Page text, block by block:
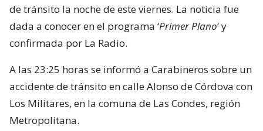
de tránsito la noche de este viernes. La noticia fue
dada a conocer en el programa ‘Primer Plano‘ y
confirmada por La Radio.
A las 23:25 horas se informó a Carabineros sobre un
accidente de tránsito en calle Alonso de Córdova con
Los Militares, en la comuna de Las Condes, región
Metropolitana.